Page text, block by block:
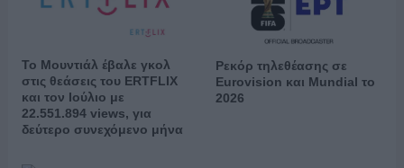
Το Μουντιάλ έβαλε γκολ
στις θεάσεις του ERTFLIX
και τον Ιούλιο με
22.551.894 views, για
δεύτερο συνεχόμενο μήνα
Ρεκόρ τηλεθέασης σε
Eurovision και Mundial το
2026